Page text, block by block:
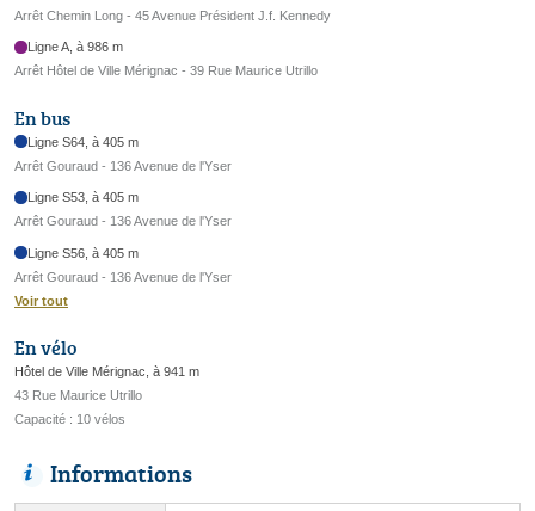
Arrêt Chemin Long - 45 Avenue Président J.f. Kennedy
Ligne A, à 986 m
Arrêt Hôtel de Ville Mérignac - 39 Rue Maurice Utrillo
En bus
Ligne S64, à 405 m
Arrêt Gouraud - 136 Avenue de l'Yser
Ligne S53, à 405 m
Arrêt Gouraud - 136 Avenue de l'Yser
Ligne S56, à 405 m
Arrêt Gouraud - 136 Avenue de l'Yser
Voir tout
En vélo
Hôtel de Ville Mérignac, à 941 m
43 Rue Maurice Utrillo
Capacité : 10 vélos
Informations